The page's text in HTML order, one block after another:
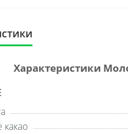
Характеристики